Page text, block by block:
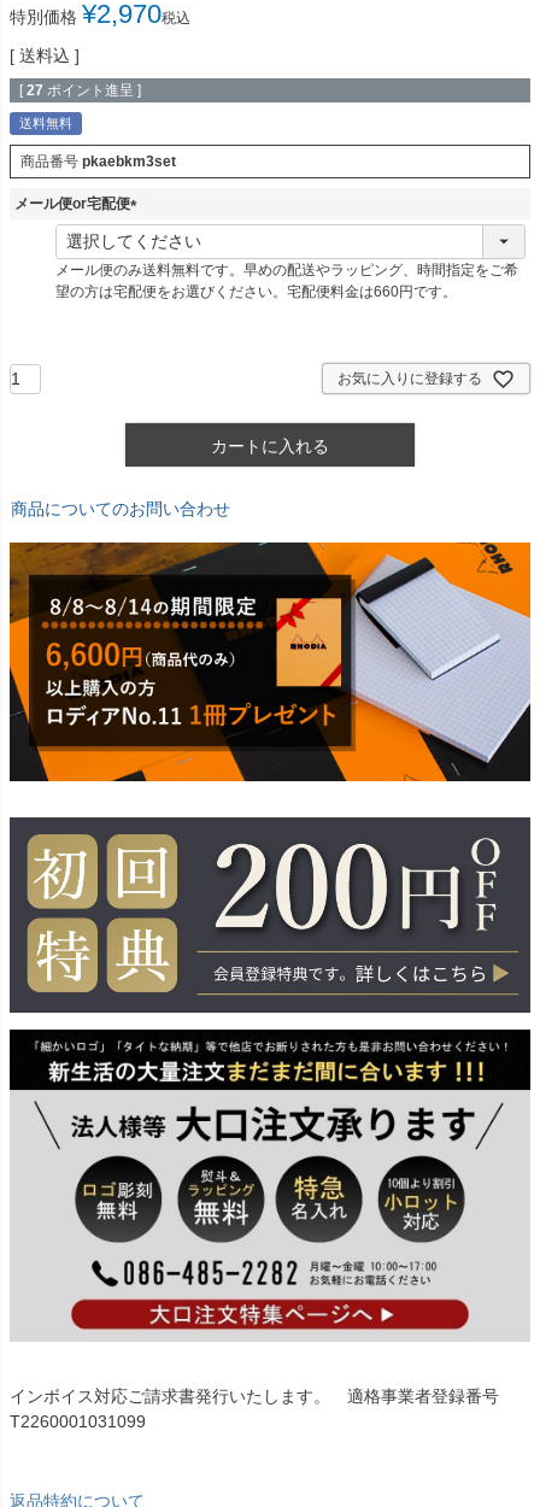
特別価格 ¥2,970税込
送料込
[ 27 ポイント進呈 ]
送料無料
商品番号 pkaebkm3set
メール便or宅配便
(
必
須
)
メール便のみ送料無料です。早めの配送やラッピング、時間指定をご希
望の方は宅配便をお選びください。宅配便料金は660円です。
お気に入りに登録する
カートに入れる
商品についてのお問い合わせ
インボイス対応ご請求書発行いたします。 適格事業者登録番号
T2260001031099
返品特約について